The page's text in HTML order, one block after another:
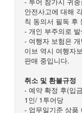
안전사고에 대해
칙 동의서 필독 후
- 개인 부주의로
- 여행자 보험은
이브 역시 여행자
판매 중입니다.
취소 및 환불규정
- 예약 확정 후(입
1인/ 1투어당
- 업무일기준 상품